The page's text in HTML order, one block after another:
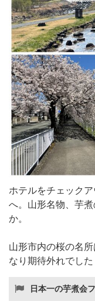
ホテルをチェック
へ。山形名物、芋
か。
山形市内の桜の名
なり期待外れでした
日本一の芋煮会